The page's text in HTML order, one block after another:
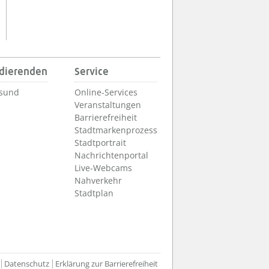
Service
Online-Services
Veranstaltungen
Barrierefreiheit
Stadtmarkenprozess
Stadtportrait
Nachrichtenportal
Live-Webcams
Nahverkehr
Stadtplan
Datenschutz Erklärung zur Barrierefreiheit